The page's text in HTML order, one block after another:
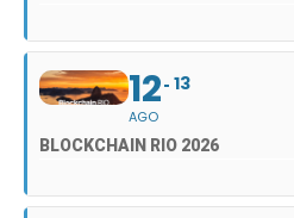
12
AGO
13
BLOCKCHAIN RIO 2026